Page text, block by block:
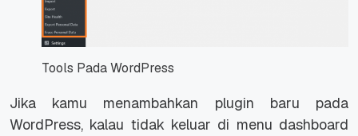
Tools Pada WordPress
Jika kamu menambahkan plugin baru pada
WordPress, kalau tidak keluar di menu dashboard